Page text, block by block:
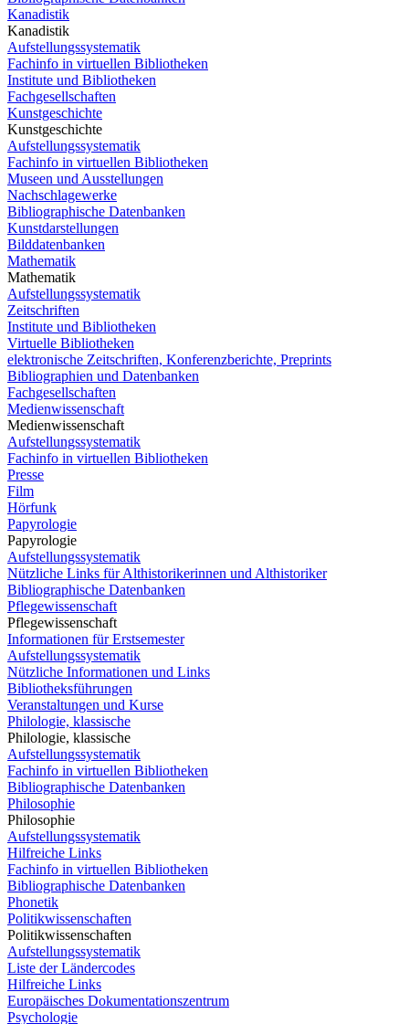
Kanadistik
Kanadistik
Aufstellungssystematik
Fachinfo in virtuellen Bibliotheken
Institute und Bibliotheken
Fachgesellschaften
Kunstgeschichte
Kunstgeschichte
Aufstellungssystematik
Fachinfo in virtuellen Bibliotheken
Museen und Ausstellungen
Nachschlagewerke
Bibliographische Datenbanken
Kunstdarstellungen
Bilddatenbanken
Mathematik
Mathematik
Aufstellungssystematik
Zeitschriften
Institute und Bibliotheken
Virtuelle Bibliotheken
elektronische Zeitschriften, Konferenzberichte, Preprints
Bibliographien und Datenbanken
Fachgesellschaften
Medienwissenschaft
Medienwissenschaft
Aufstellungssystematik
Fachinfo in virtuellen Bibliotheken
Presse
Film
Hörfunk
Papyrologie
Papyrologie
Aufstellungssystematik
Nützliche Links für Althistorikerinnen und Althistoriker
Bibliographische Datenbanken
Pflegewissenschaft
Pflegewissenschaft
Informationen für Erstsemester
Aufstellungssystematik
Nützliche Informationen und Links
Bibliotheksführungen
Veranstaltungen und Kurse
Philologie, klassische
Philologie, klassische
Aufstellungssystematik
Fachinfo in virtuellen Bibliotheken
Bibliographische Datenbanken
Philosophie
Philosophie
Aufstellungssystematik
Hilfreiche Links
Fachinfo in virtuellen Bibliotheken
Bibliographische Datenbanken
Phonetik
Politikwissenschaften
Politikwissenschaften
Aufstellungssystematik
Liste der Ländercodes
Hilfreiche Links
Europäisches Dokumentationszentrum
Psychologie